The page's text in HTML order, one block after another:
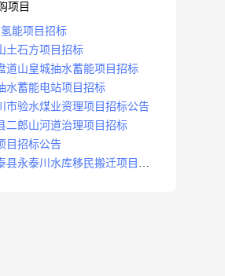
项目
能项目招标
土石方项目招标
道山皇城抽水蓄能项目招标
水蓄能电站项目招标
市验水煤业资理项目招标公告
二郎山河道治理项目招标
目招标公告
县永泰川水库移民搬迁项目招